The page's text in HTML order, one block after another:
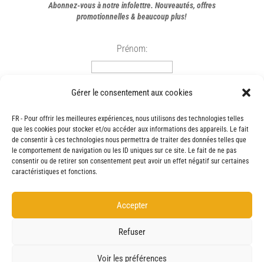
Gérer le consentement aux cookies
FR - Pour offrir les meilleures expériences, nous utilisons des technologies telles
que les cookies pour stocker et/ou accéder aux informations des appareils. Le fait
de consentir à ces technologies nous permettra de traiter des données telles que
le comportement de navigation ou les ID uniques sur ce site. Le fait de ne pas
consentir ou de retirer son consentement peut avoir un effet négatif sur certaines
caractéristiques et fonctions.
Accepter
Refuser
Voir les préférences
Abonnez-vous à notre infolettre. Nouveautés, offres
promotionnelles & beaucoup plus!
Prénom:
Courriel:
SUIVEZ-NOUS